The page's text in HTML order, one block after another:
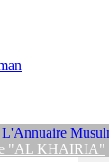
"AL KHAIRIA"